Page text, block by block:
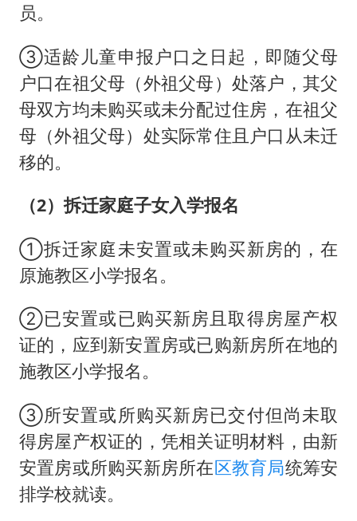
员。
③适龄儿童申报户口之日起，即随父母
户口在祖父母（外祖父母）处落户，其父
母双方均未购买或未分配过住房，在祖父
母（外祖父母）处实际常住且户口从未迁
移的。
（2）拆迁家庭子女入学报名
①拆迁家庭未安置或未购买新房的，在
原施教区小学报名。
②已安置或已购买新房且取得房屋产权
证的，应到新安置房或已购新房所在地的
施教区小学报名。
③所安置或所购买新房已交付但尚未取
得房屋产权证的，凭相关证明材料，由新
安置房或所购买新房所在区教育局统筹安
排学校就读。